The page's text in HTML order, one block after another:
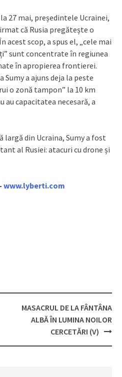
27 mai, președintele Ucrainei,
că Rusia pregătește o
acest scop, a spus el, „cele mai
sunt concentrate în regiunea
în apropierea frontierei.
a ajuns deja la peste
o zonă tampon” la 10 km
au capacitatea necesară, a
din Ucraina, Sumy a fost
al Rusiei: atacuri cu drone și
www.lyberti.com
MASACRUL DE LA FÂNTÂNA
ALBĂ ÎN LUMINA NOILOR
CERCETĂRI (V)